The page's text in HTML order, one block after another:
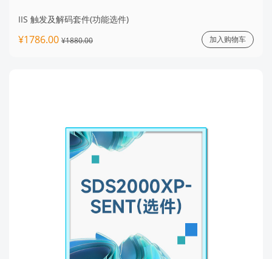
IIS 触发及解码套件(功能选件)
¥1786.00 ¥1880.00 加入购物车